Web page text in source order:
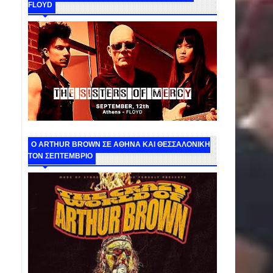
FLOYD
O ARTHUR BROWN ΣΕ ΑΘΗΝΑ ΚΑΙ ΘΕΣΣΑΛΟΝΙΚΗ
ΤΟΝ ΣΕΠΤΕΜΒΡΙΟ